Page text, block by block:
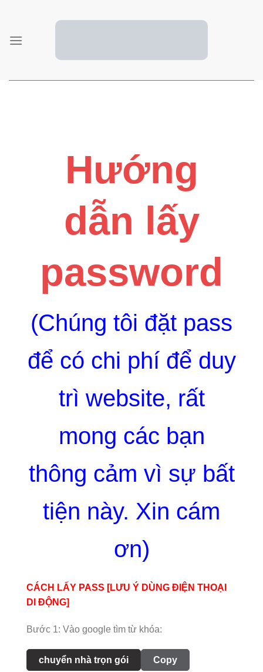
content
Hướng
dẫn lấy
password
(Chúng tôi đặt pass
để có chi phí để duy
trì website, rất
mong các bạn
thông cảm vì sự bất
tiện này. Xin cám
ơn)
CÁCH LẤY PASS [LƯU Ý DÙNG ĐIỆN THOẠI
DI ĐỘNG]
Bước 1: Vào google tìm từ khóa:
chuyển nhà trọn gói
Copy